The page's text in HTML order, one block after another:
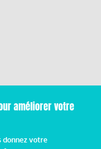
Cafffeine
améliorer votre
donnez votre